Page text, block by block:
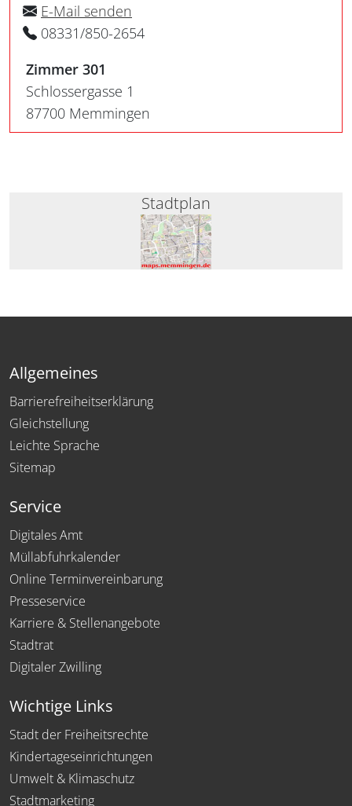
E-Mail senden
08331/850-2654
Zimmer 301
Schlossergasse 1
87700 Memmingen
Stadtplan
Allgemeines
Barrierefreiheitserklärung
Gleichstellung
Leichte Sprache
Sitemap
Service
Digitales Amt
Müllabfuhrkalender
Online Terminvereinbarung
Presseservice
Karriere & Stellenangebote
Stadtrat
Digitaler Zwilling
Wichtige Links
Stadt der Freiheitsrechte
Kindertageseinrichtungen
Umwelt & Klimaschutz
Stadtmarketing